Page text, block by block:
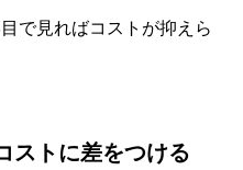
で見ればコストが抑えら
ストに差をつける